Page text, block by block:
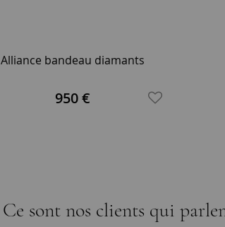
Alliance bandeau diamants
950 €
Ce sont nos clients qui